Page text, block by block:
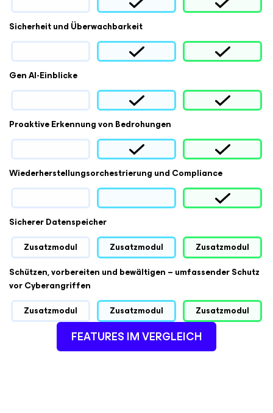
Sicherheit und Überwachbarkeit
Gen AI-Einblicke
Proaktive Erkennung von Bedrohungen
Wiederherstellungsorchestrierung und Compliance
Sicherer Datenspeicher
Zusatzmodul
Zusatzmodul
Zusatzmodul
Schützen, vorbereiten und bewältigen – umfassender Schutz
vor Cyberangriffen
Zusatzmodul
Zusatzmodul Zusatzmodul
FEATURES IM VERGLEICH